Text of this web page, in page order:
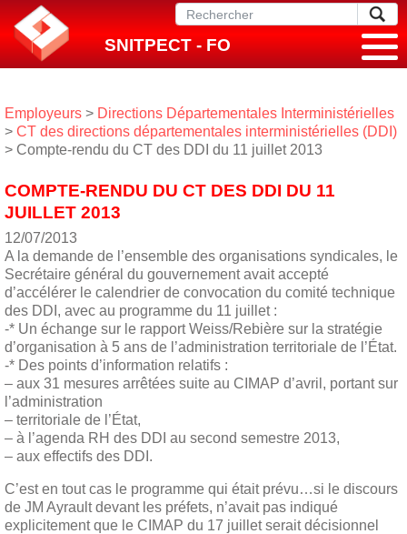
SNITPECT - FO
Employeurs > Directions Départementales Interministérielles
> CT des directions départementales interministérielles (DDI)
> Compte-rendu du CT des DDI du 11 juillet 2013
COMPTE-RENDU DU CT DES DDI DU 11
JUILLET 2013
12/07/2013
A la demande de l’ensemble des organisations syndicales, le
Secrétaire général du gouvernement avait accepté
d’accélérer le calendrier de convocation du comité technique
des DDI, avec au programme du 11 juillet :
-* Un échange sur le rapport Weiss/Rebière sur la stratégie
d’organisation à 5 ans de l’administration territoriale de l’État.
-* Des points d’information relatifs :
– aux 31 mesures arrêtées suite au CIMAP d’avril, portant sur
l’administration
– territoriale de l’État,
– à l’agenda RH des DDI au second semestre 2013,
– aux effectifs des DDI.
C’est en tout cas le programme qui était prévu…si le discours
de JM Ayrault devant les préfets, n’avait pas indiqué
explicitement que le CIMAP du 17 juillet serait décisionnel